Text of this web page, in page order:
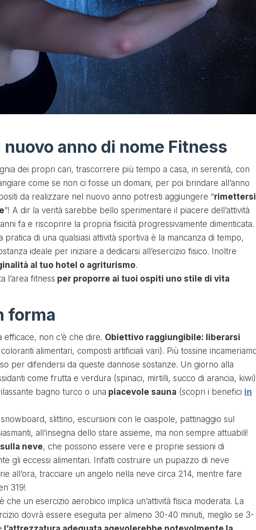
anno di nome Fitness
dei propri cari, trascorrere più tempo a casa, in serenità, con
come se non ci fosse un domani, per poi brindare all’anno
da realizzare nel nuovo anno potresti aggiungere “rimettersi
”! A dir la verità sarebbe bello sperimentare il piacere dell’attività
fa e riscoprire la propria fisicità progressivamente dimenticata.
di una qualsiasi attività sportiva è la mancanza di tempo,
ideale per iniziare a dedicarsi all’esercizio fisico. Inoltre
al tuo hotel o agriturismo.
l’area fitness per proporre ai tuoi ospiti uno stile di vita
forma
non c’è che dire. Obiettivo raggiungibile: liberarsi
alimentari, composti artificiali vari). Più tossine
per difendersi da queste dannose sostanze. Un giorno alla
come frutta e verdura (spinaci, mirtilli, succo di arancia,
bagno turco o una piacevole sauna (scopri i benefici in
slittino, escursioni con le ciaspole, pattinaggio sul
all’insegna dello stare assieme, ma non sempre attuabili!
neve, che possono essere vere e proprie sessioni di
gli eccessi alimentari. Infatti costruire un pupazzo di neve
all’ora, tracciare un angelo nella neve circa 214, mentre fare
319!
che un esercizio aerobico implica un’attività fisica moderata. La
dovrà essere eseguita per almeno 30-40 minuti, meglio se 3-